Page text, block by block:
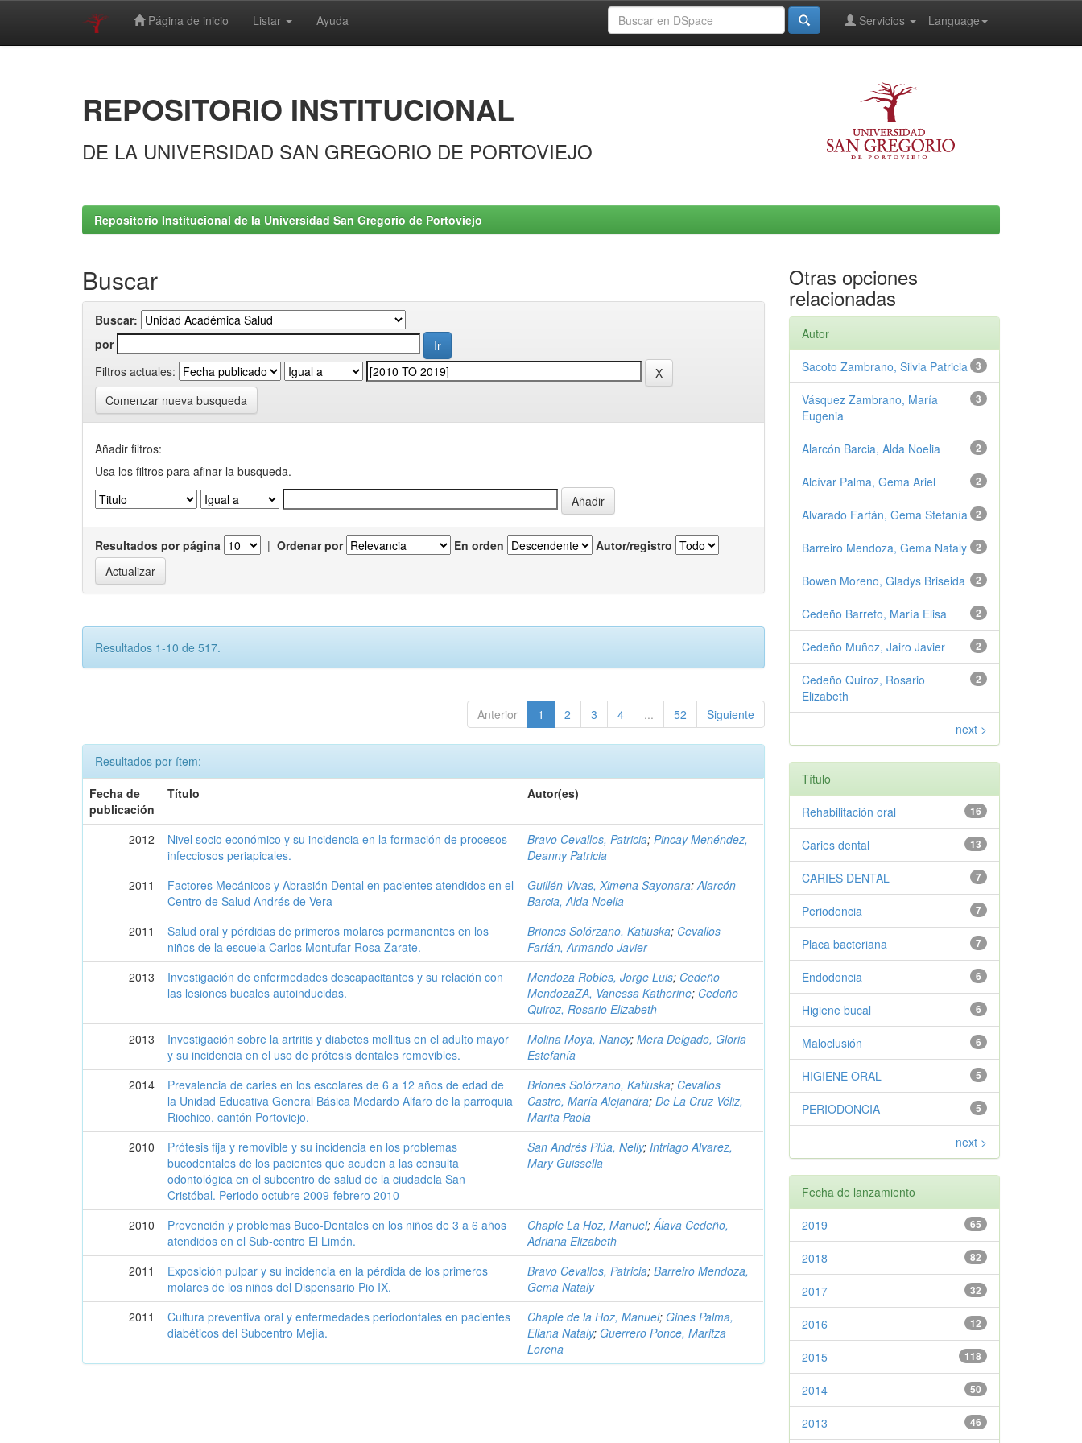
Página de inicio Listar Ayuda Language
Servicios
REPOSITORIO INSTITUCIONAL
DE LA UNIVERSIDAD SAN GREGORIO DE PORTOVIEJO
Repositorio Institucional de la Universidad San Gregorio de Portoviejo
Buscar
Buscar:
por
Filtros actuales:
Comenzar nueva busqueda
Añadir filtros:
Usa los filtros para afinar la busqueda.
Resultados por página | Ordenar por En orden Autor/registro
Resultados 1-10 de 517.
Anterior 1 2 3 4 ... 52 Siguiente
Resultados por ítem:
Fecha de
publicación
Título Autor(es)
2012
Nivel socio económico y su incidencia en la formación de procesos
infecciosos periapicales.
Bravo Cevallos, Patricia;Pincay Menéndez,
Deanny Patricia
2011
Factores Mecánicos y Abrasión Dental en pacientes atendidos en el
Centro de Salud Andrés de Vera
Guillén Vivas, Ximena Sayonara;Alarcón
Barcia, Alda Noelia
2011
Salud oral y pérdidas de primeros molares permanentes en los
niños de la escuela Carlos Montufar Rosa Zarate.
Briones Solórzano, Katiuska; Cevallos
Farfán, Armando Javier
2013
Investigación de enfermedades descapacitantes y su relación con
las lesiones bucales autoinducidas.
Mendoza Robles, Jorge Luis; Cedeño
MendozaZA, Vanessa Katherine; Cedeño
Quiroz, Rosario Elizabeth
2013
Investigación sobre la artritis y diabetes mellitus en el adulto mayor
y su incidencia en el uso de prótesis dentales removibles.
Molina Moya, Nancy;Mera Delgado, Gloria
Estefanía
2014
Prevalencia de caries en los escolares de 6 a 12 años de edad de
la Unidad Educativa General Básica Medardo Alfaro de la parroquia
Riochico, cantón Portoviejo.
Briones Solórzano, Katiuska; Cevallos
Castro, María Alejandra;De La Cruz Véliz,
Marita Paola
2010
Prótesis fija y removible y su incidencia en los problemas
bucodentales de los pacientes que acuden a las consulta
odontológica en el subcentro de salud de la ciudadela San
Cristóbal. Periodo octubre 2009-febrero 2010
San Andrés Plúa, Nelly;Intriago Alvarez,
Mary Guissella
2010
Prevención y problemas Buco-Dentales en los niños de 3 a 6 años
atendidos en el Sub-centro El Limón.
Chaple La Hoz, Manuel;Álava Cedeño,
Adriana Elizabeth
2011
Exposición pulpar y su incidencia en la pérdida de los primeros
molares de los niños del Dispensario Pio IX.
Bravo Cevallos, Patricia;Barreiro Mendoza,
Gema Nataly
2011
Cultura preventiva oral y enfermedades periodontales en pacientes
diabéticos del Subcentro Mejía.
Chaple de la Hoz, Manuel; Gines Palma,
Eliana Nataly; Guerrero Ponce, Maritza
Lorena
Otras opciones
relacionadas
Autor
3
Sacoto Zambrano, Silvia Patricia
3
Vásquez Zambrano, María
Eugenia
2
Alarcón Barcia, Alda Noelia
2
Alcívar Palma, Gema Ariel
2
Alvarado Farfán, Gema Stefanía
2
Barreiro Mendoza, Gema Nataly
2
Bowen Moreno, Gladys Briseida
2
Cedeño Barreto, María Elisa
2
Cedeño Muñoz, Jairo Javier
2
Cedeño Quiroz, Rosario
Elizabeth
next >
Título
16
Rehabilitación oral
13
Caries dental
7
CARIES DENTAL
7
Periodoncia
7
Placa bacteriana
6
Endodoncia
6
Higiene bucal
6
Maloclusión
5
HIGIENE ORAL
5
PERIODONCIA
next >
Fecha de lanzamiento
65
2019
82
2018
32
2017
12
2016
118
2015
50
2014
46
2013